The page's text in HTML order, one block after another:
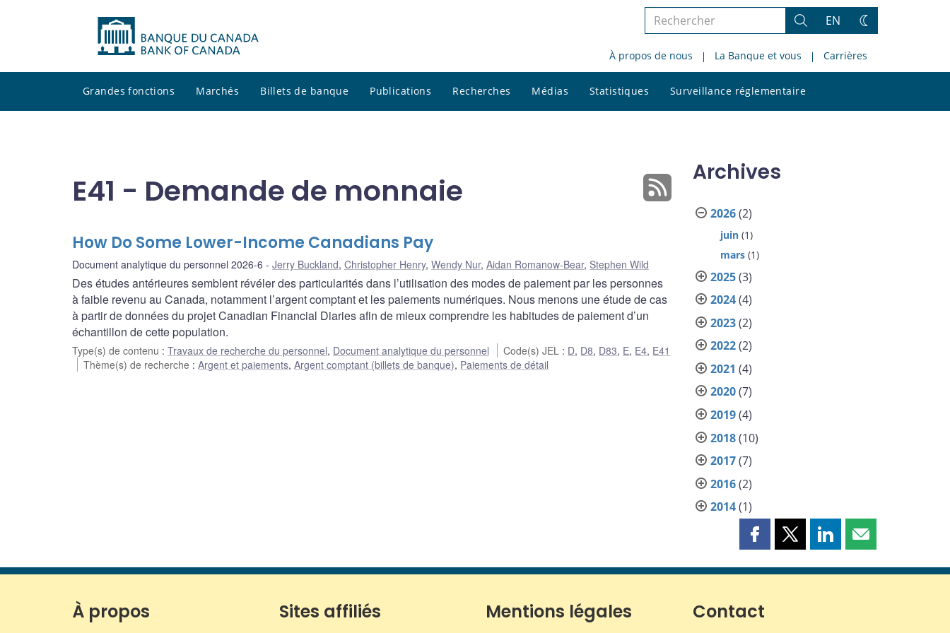
Rechercher
le
site
Rechercher
EN
Changez
thème
À propos de nous La Banque et vous Carrières
Grandes fonctions Marchés Billets de banque Publications Recherches Médias Statistiques Surveillance réglementaire
le
E41 - Demande de monnaie
How Do Some Lower-Income Canadians Pay
Document analytique du personnel 2026-6 Jerry Buckland, Christopher Henry, Wendy Nur, Aidan Romanow-Bear, Stephen Wild
Des études antérieures semblent révéler des particularités dans l’utilisation des modes de paiement par les personnes
à faible revenu au Canada, notamment l’argent comptant et les paiements numériques. Nous menons une étude de cas
à partir de données du projet Canadian Financial Diaries afin de mieux comprendre les habitudes de paiement d’un
échantillon de cette population.
Type(s) de contenu : Travaux de recherche du personnel, Document analytique du personnel Code(s) JEL : D, D8, D83, E, E4, E41
Thème(s) de recherche :Argent et paiements,Argent comptant (billets de banque), Paiements de détail
Archives
2026(2)
juin (1)
mars (1)
2025(3)
2024(4)
2023(2)
2022(2)
2021 (4)
2020(7)
2019(4)
2018(10)
2017(7)
2016(2)
2014(1)
Partager
page
Facebook
Partager
page
Partager
page
Partager
page
À propos Sites affiliés Mentions légales Contact